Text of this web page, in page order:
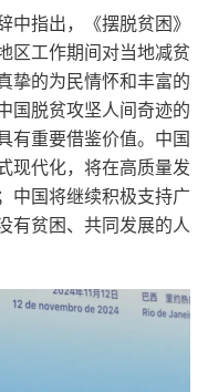
中指出，《摆脱贫困》
区工作期间对当地减贫
挚的为民情怀和丰富的
国脱贫攻坚人间奇迹的
有重要借鉴价值。中国
现代化，将在高质量发
中国将继续积极支持广
有贫困、共同发展的人